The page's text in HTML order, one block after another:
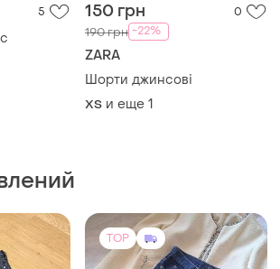
5 150 грн 0
190 грн -22%
ZARA
Шорти джинсові
ХS и еще 1
TOP